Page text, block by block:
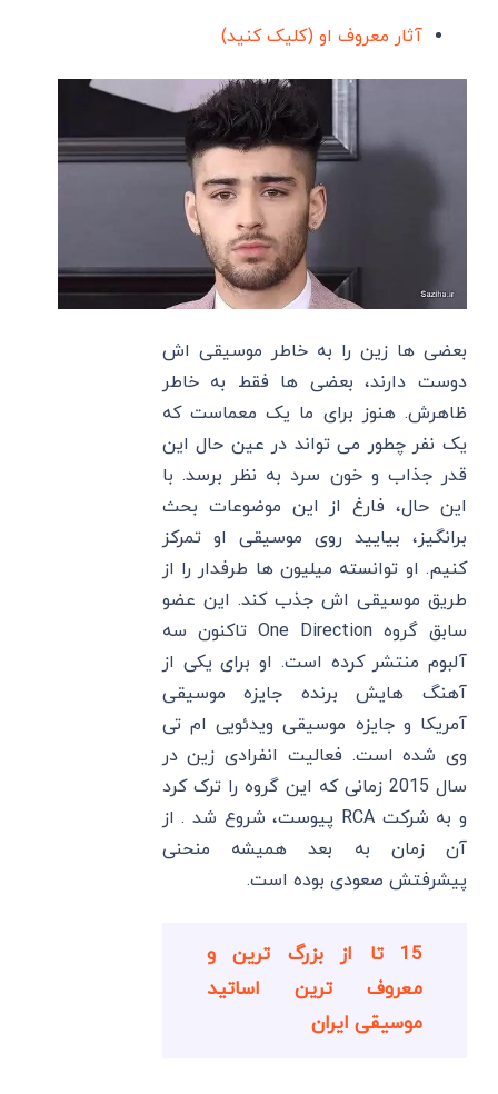
آثار معروف او (کلیک کنید)
بعضی ها زین را به خاطر موسیقی اش
دوست دارند، بعضی ها فقط به خاطر
ظاهرش. هنوز برای ما یک معماست که
یک نفر چطور می تواند در عین حال این
قدر جذاب و خون سرد به نظر برسد. با
این حال، فارغ از این موضوعات بحث
برانگیز، بیایید روی موسیقی او تمرکز
کنیم. او توانسته میلیون ها طرفدار را از
طریق موسیقی اش جذب کند. این عضو
سابق گروه One Direction تاکنون سه
آلبوم منتشر کرده است. او برای یکی از
آهنگ هایش برنده جایزه موسیقی
آمریکا و جایزه موسیقی ویدئویی ام تی
وی شده است. فعالیت انفرادی زین در
سال 2015 زمانی که این گروه را ترک کرد
و به شرکت RCA پیوست، شروع شد . از
آن زمان به بعد همیشه منحنی
پیشرفتش صعودی بوده است.
15 تا از بزرگ ترین و
معروف ترین اساتید
موسیقی ایران